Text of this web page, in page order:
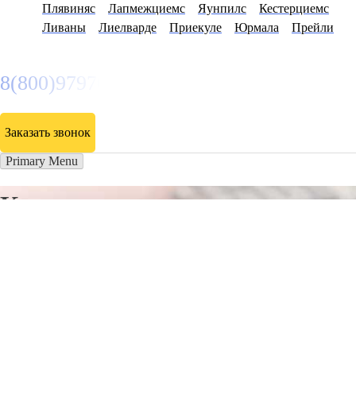
Плявиняс
Лапмежциемс Яунпилс
Кестерциемс
Ливаны
Лиелварде Приекуле Юрмала Прейли
8(800)9797043
Заказать звонок
Primary Menu
Курсы программирования в